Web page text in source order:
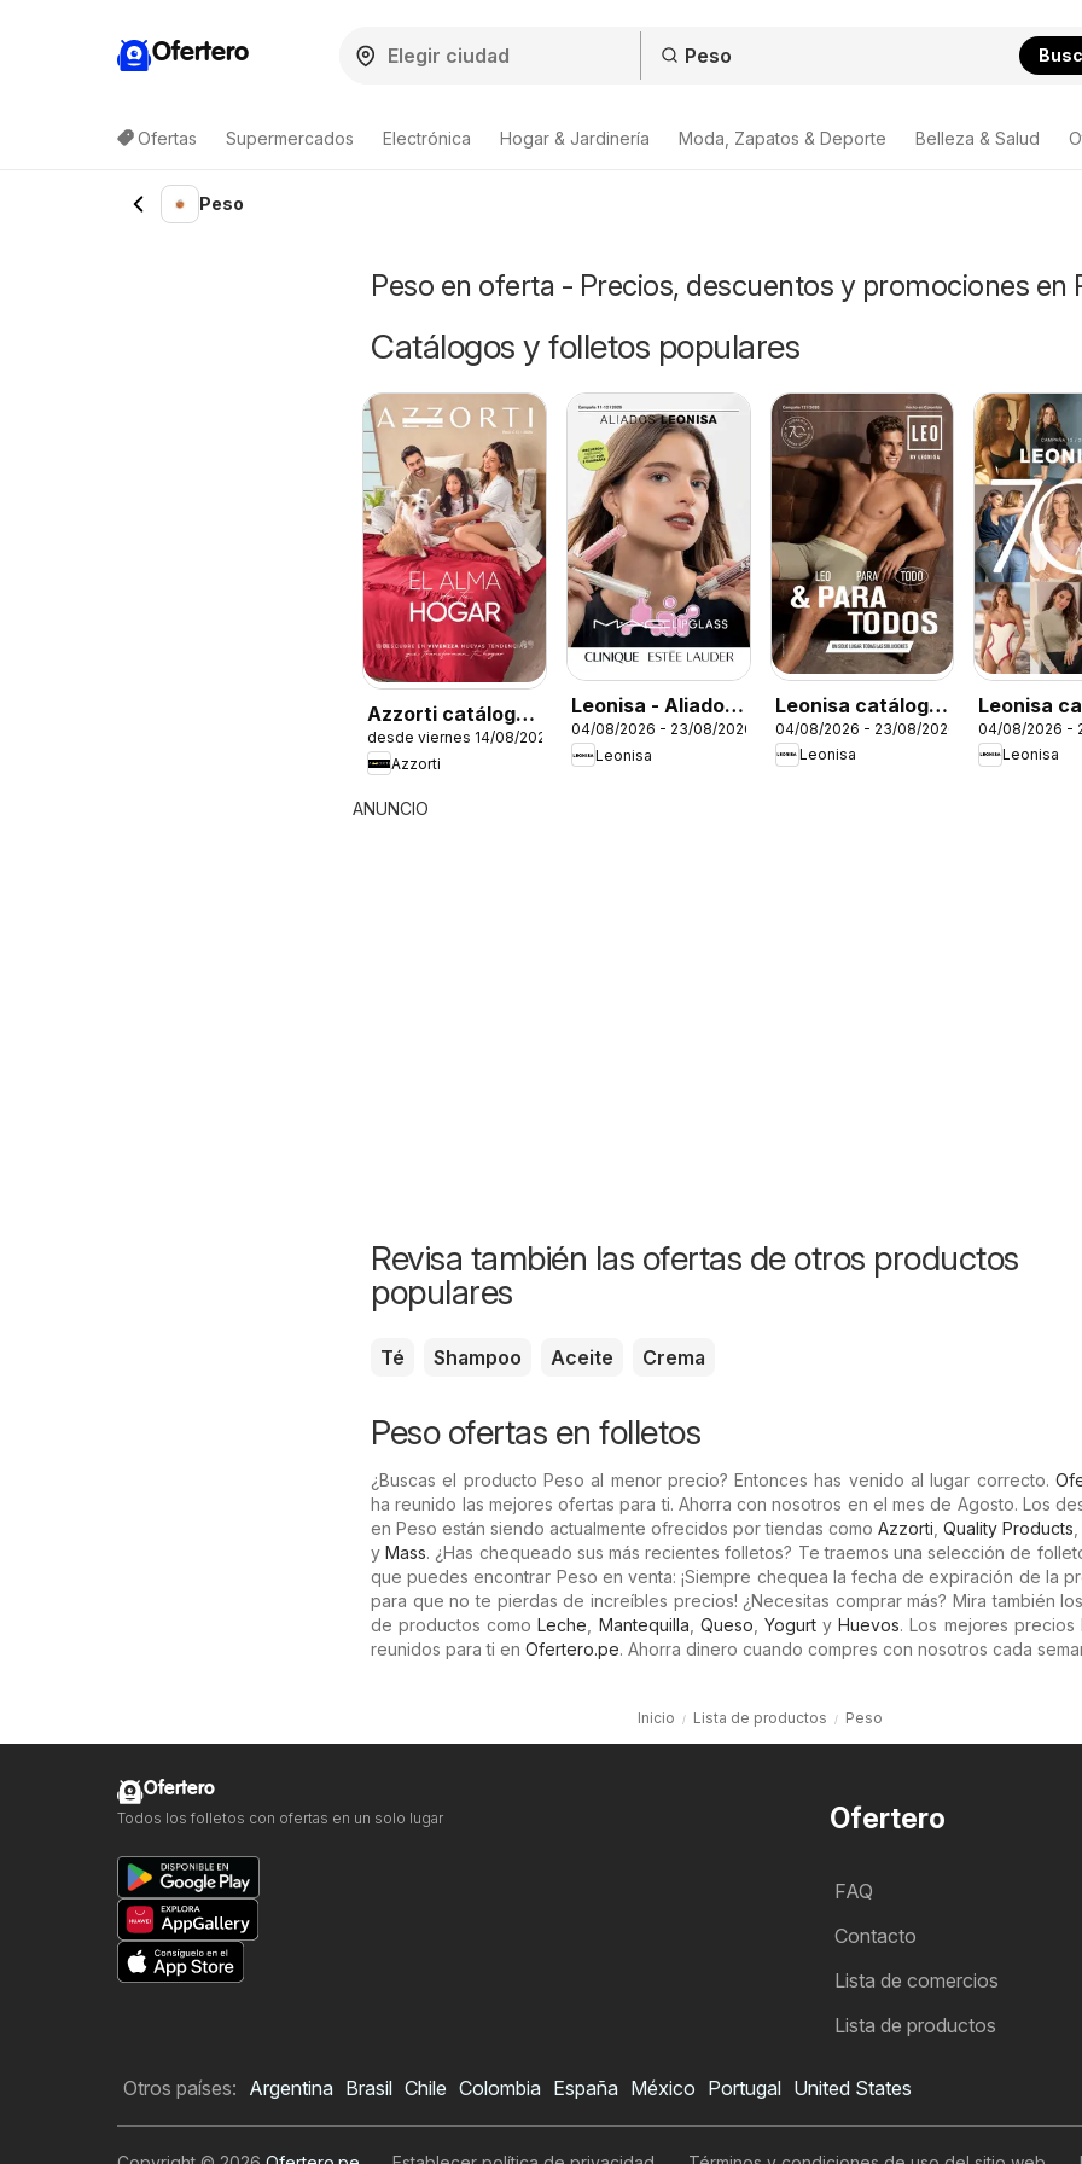
Ofertero
Ofertas Supermercados Electrónica Hogar & Jardinería Moda, Zapatos & Deporte Belleza & Salud
Peso
Peso en oferta - Precios, descuentos y promociones en
Catálogos y folletos populares
Azzorti catálogo -
Campaña 13
desde viernes 14/08/2026
Azzorti
Leonisa - Aliados
Leonisa II
04/08/2026 - 23/08/2026
Leonisa
Leonisa catálogo
Leo - Campaña 12
04/08/2026 - 23/08/2026
Leonisa
Leonisa
-
04/08/2026 -
Leonisa
ANUNCIO
Revisa también las ofertas de otros productos
populares
Té Shampoo Aceite Crema
Peso ofertas en folletos
¿Buscas el producto Peso al menor precio? Entonces has venido al lugar correcto.
ha reunido las mejores ofertas para ti. Ahorra con nosotros en el mes de Agosto. Los
en Peso están siendo actualmente ofrecidos por tiendas como Azzorti Quality Products
yMass. ¿Has chequeado sus más recientes folletos? Te traemos una selección de
que puedes encontrar Peso en venta: ¡Siempre chequea la fecha de expiración de la
para que no te pierdas de increíbles precios! ¿Necesitas comprar más? Mira también
de productos comoLeche Mantequilla Queso YogurtyHuevos. Los mejores precios
reunidos para ti en Ofertero.pe. Ahorra dinero cuando compres con nosotros cada
Inicio Lista de productos Peso
Ofertero
FAQ
Contacto
Lista de comercios
Lista de productos
Ofertero
Todos los folletos con ofertas en un solo lugar
Otros países: Argentina Brasil Chile Colombia España México Portugal United States